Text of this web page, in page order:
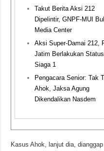
Takut Berita Aksi 212
Dipelintir, GNPF-MUI
Media Center
Aksi Super-Damai 212,
Jatim Berlakukan Status
Siaga 1
Pengacara Senior: Tak
Ahok, Jaksa Agung
Dikendalikan Nasdem
Kasus Ahok, lanjut dia,